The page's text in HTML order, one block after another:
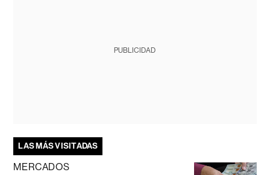
PUBLICIDAD
LAS MÁS VISITADAS
MERCADOS